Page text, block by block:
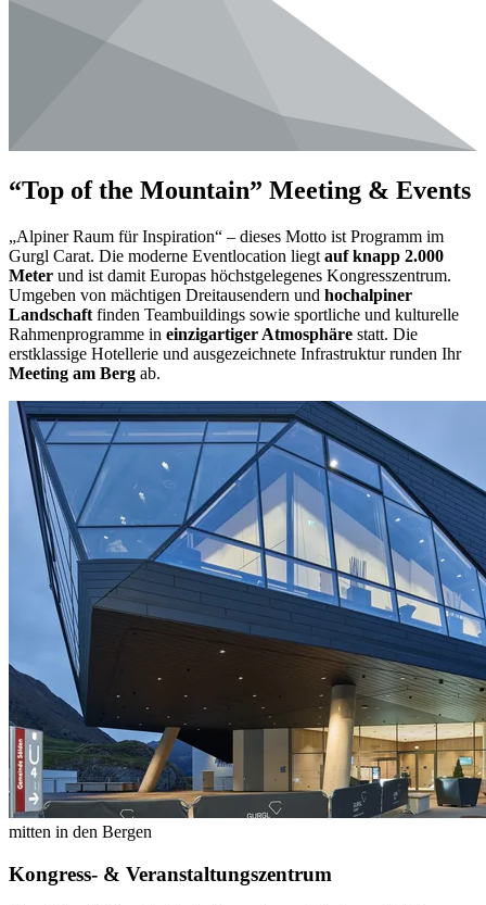
“Top of the Mountain” Meeting & Events
„Alpiner Raum für Inspiration“ – dieses Motto ist Programm im
Gurgl Carat. Die moderne Eventlocation liegt auf knapp 2.000
Meter und ist damit Europas höchstgelegenes Kongresszentrum.
Umgeben von mächtigen Dreitausendern und hochalpiner
Landschaft finden Teambuildings sowie sportliche und kulturelle
Rahmenprogramme in einzigartiger Atmosphäre statt. Die
erstklassige Hotellerie und ausgezeichnete Infrastruktur runden Ihr
Meeting am Berg ab.
mitten in den Bergen
Kongress- & Veranstaltungs­zentrum